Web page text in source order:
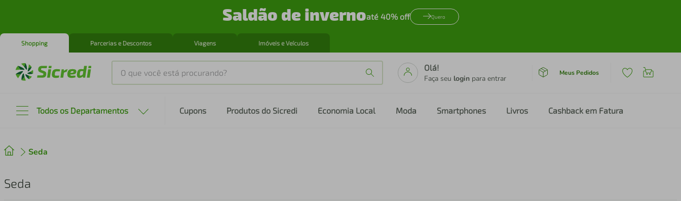
Saldão de invernoaté 40% off Quero
Shopping Parcerias e Descontos Viagens Imóveis e Veículos
O que você está procurando?
Olá!
Faça seu login para entrar
Meus Pedidos
Todos os Departamentos Cupons Produtos do Sicredi Economia Local Moda Smartphones Livros Cashback em Fatura
Seda
Seda